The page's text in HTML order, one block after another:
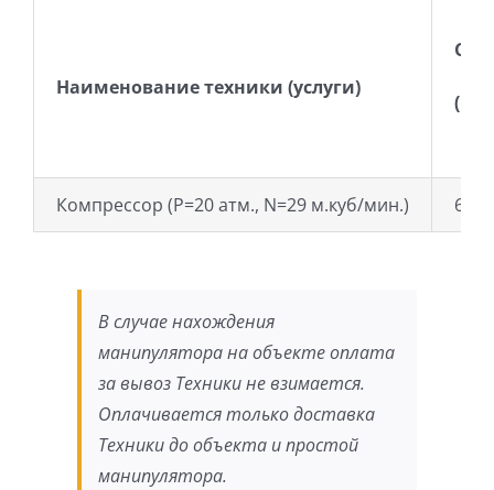
Наименование техники (услуги)
Компрессор (Р=20 атм., N=29 м.куб/мин.) 68
В случае нахождения
манипулятора на объекте оплата
за вывоз Техники не взимается.
Оплачивается только доставка
Техники до объекта и простой
манипулятора.